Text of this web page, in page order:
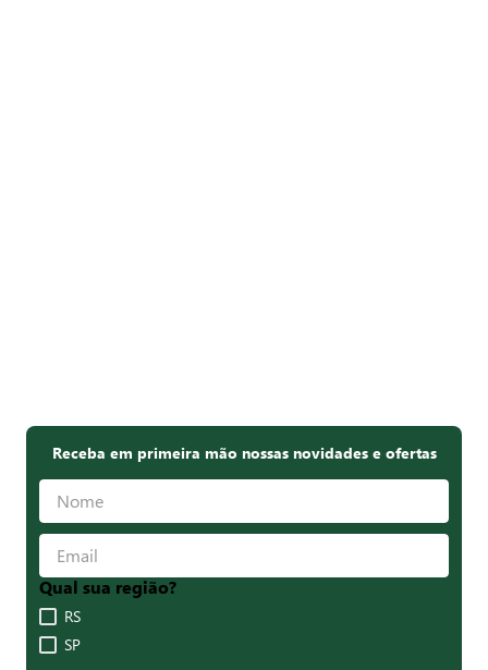
Receba em primeira mão nossas novidades e ofertas
Qual sua região?
RS
SP